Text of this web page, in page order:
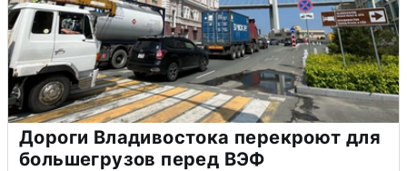
Дороги Владивостока перекроют для
большегрузов перед ВЭФ